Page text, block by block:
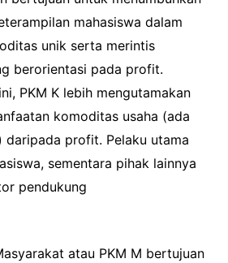
mahasiswa dalam
unik serta merintis
berorientasi pada profit.
PKM K lebih mengutamakan
komoditas usaha (ada
daripada profit. Pelaku utama
sementara pihak lainnya
pendukung
atau PKM M bertujuan